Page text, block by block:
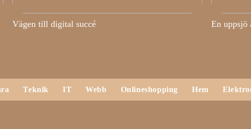
Vägen till digital succé En uppsjö
Teknik IT Webb Onlineshopping Hem